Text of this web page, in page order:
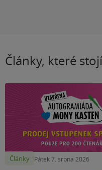
Články, které
Články Pátek 7. srpna 2026